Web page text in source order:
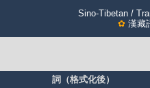
Sino-Tibetan /
✿ 漢藏
詞（格式化後）